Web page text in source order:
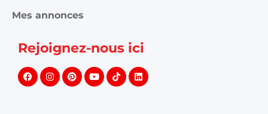
Mes annonces
Rejoignez-nous ici